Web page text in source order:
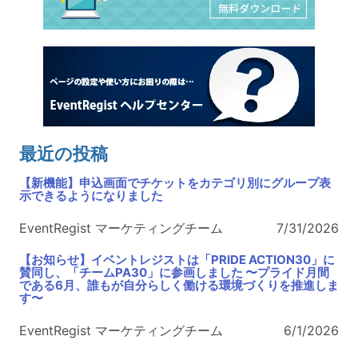
最近の投稿
【新機能】申込画面でチケットをカテゴリ別にグループ表
示できるようになりました
EventRegist マーケティングチーム 7/31/2026
【お知らせ】イベントレジストは「PRIDE ACTION30」に
賛同し、「チームPA30」に参画しました 〜プライド月間
である6月、誰もが自分らしく働ける環境づくりを推進しま
す〜
EventRegist マーケティングチーム 6/1/2026